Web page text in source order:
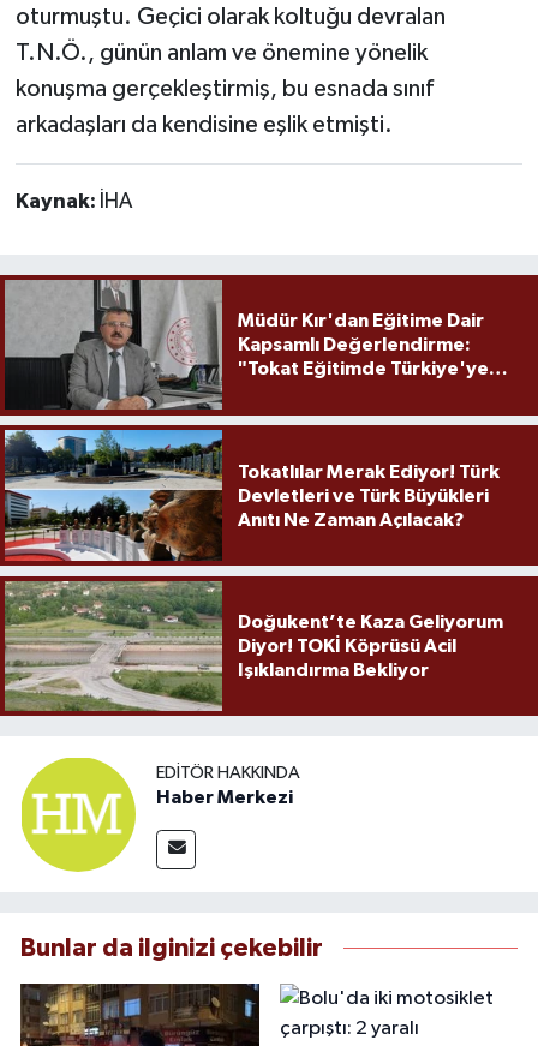
oturmuştu. Geçici olarak koltuğu devralan
T.N.Ö., günün anlam ve önemine yönelik
konuşma gerçekleştirmiş, bu esnada sınıf
arkadaşları da kendisine eşlik etmişti.
Kaynak: İHA
Müdür Kır'dan Eğitime Dair
Kapsamlı Değerlendirme:
"Tokat Eğitimde Türkiye'ye
Tokatlılar Merak Ediyor! Türk
Devletleri ve Türk Büyükleri
Anıtı Ne Zaman Açılacak?
Doğukent’te Kaza Geliyorum
Diyor! TOKİ Köprüsü Acil
Işıklandırma Bekliyor
EDITÖR HAKKINDA
Haber Merkezi
Bunlar da ilginizi çekebilir